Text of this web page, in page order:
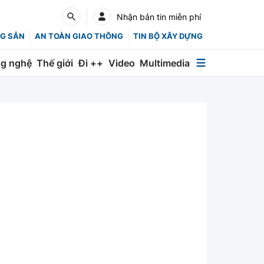
Nhận bản tin miễn phí
SẢN AN TOÀN GIAO THÔNG TIN BỘ XÂY DỰNG
nghệ Thế giới Đi ++ Video Multimedia